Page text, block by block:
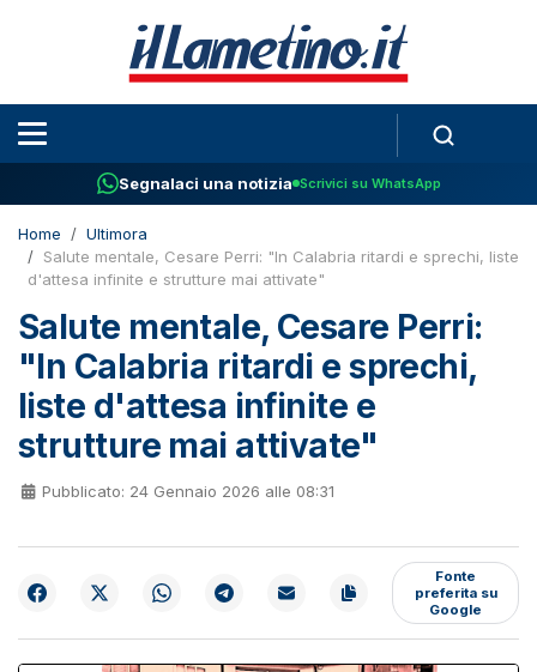
Segnalaci una notizia Scrivici su WhatsApp
Home
Ultimora
Salute mentale, Cesare Perri: "In Calabria ritardi e sprechi, liste
d'attesa infinite e strutture mai attivate"
Salute mentale, Cesare Perri:
"In Calabria ritardi e sprechi,
liste d'attesa infinite e
strutture mai attivate"
Pubblicato: 24 Gennaio 2026 alle 08:31
Fonte
preferita su
Google